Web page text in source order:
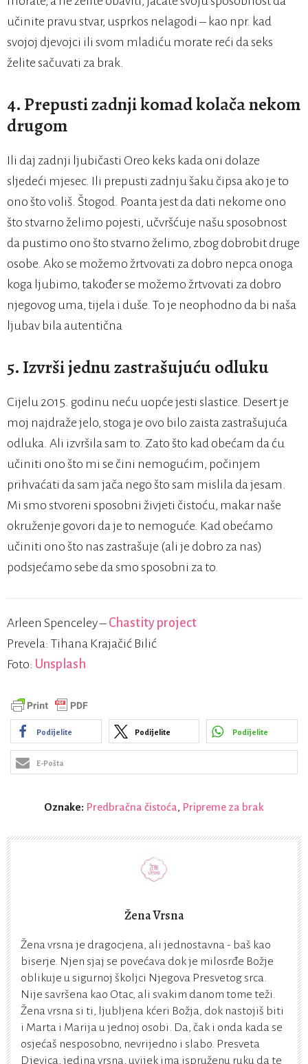
učinite pravu stvar, usprkos nelagodi – kao npr. kad
svojoj djevojci ili svom mladiću morate reći da seks
želite sačuvati za brak.
4. Prepusti zadnji komad kolača nekom
drugom
Ili daj zadnji ljubičasti Oreo keks kada oni dolaze
sljedeći mjesec. Ili prepusti zadnju šaku čipsa ako je to
ono što voliš. Štogod. Poanta jest da dati nekome ono
što stvarno želimo pojesti, učvršćuje našu sposobnost
da pustimo ono što stvarno želimo, zbog dobrobit druge
osobe. Ako se možemo žrtvovati za dobro nepca onoga
koga ljubimo, također se možemo žrtvovati za dobro
njegovog uma, tijela i duše. To je neophodno da bi naša
ljubav bila autentična
5. Izvrši jednu zastrašujuću odluku
Cijelu 2015. godinu neću uopće jesti slastice. Desert je
moj najdraže jelo, stoga je ovo bilo zaista zastrašujuća
odluka. Ali izvršila sam to. Zato što kad obećam da ću
učiniti ono što mi se čini nemogućim, počinjem
prihvaćati da sam jača nego što sam mislila da jesam.
Mi smo stvoreni sposobni živjeti čistoću, makar naše
okruženje govori da je to nemoguće. Kad obećamo
učiniti ono što nas zastrašuje (ali je dobro za nas)
podsjećamo sebe da smo sposobni za to.
Arleen Spenceley – Chastity project
Prevela: Tihana Krajačić Bilić
Foto: Unsplash
Podijelite Podijelite Podijelite
E-Pošta
Oznake: Predbračna čistoća, Pripreme za brak
Žena Vrsna
Žena vrsna je dragocjena, ali jednostavna - baš kao
biserje. Njen sjaj se povećava dok je milosrđe Božje
oblikuje u sigurnoj školjci Njegova Presvetog srca.
Nije savršena kao Otac, ali svakim danom tome teži.
Žena vrsna si ti, ljubljena kćeri Božja, dok nastojiš biti
i Marta i Marija u jednoj osobi. Da, čak i onda kada se
osjećaš nesposobno, nevrijedno i slabo. Presveta
Djevica, jedina vrsna, uvijek ima ispruženu ruku da te